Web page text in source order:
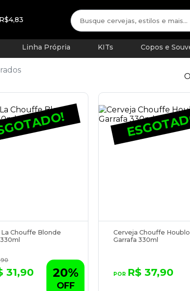
Linha Própria KITs Copos e
La Chouffe Blonde
31,90 20%
OFF
Cerveja Chouffe
Garrafa 330ml
R$ 37,90